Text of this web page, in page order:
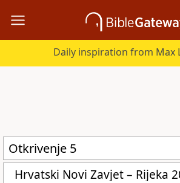
Daily inspiration from Max
Hrvatski Novi Zavjet – Rijeka